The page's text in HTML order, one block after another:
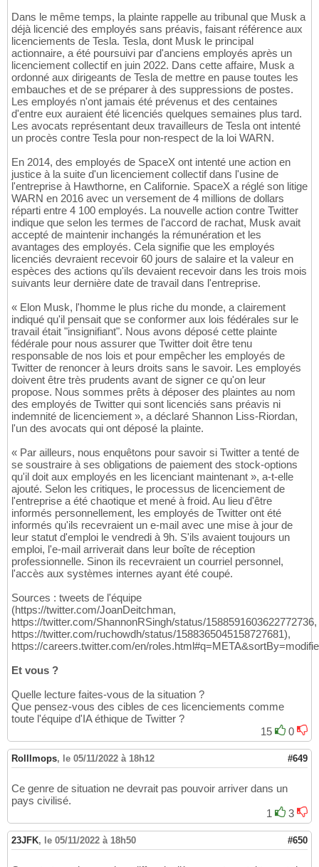
Dans le même temps, la plainte rappelle au tribunal que Musk a
déjà licencié des employés sans préavis, faisant référence aux
licenciements de Tesla. Tesla, dont Musk le principal
actionnaire, a été poursuivi par d'anciens employés après un
licenciement collectif en juin 2022. Dans cette affaire, Musk a
ordonné aux dirigeants de Tesla de mettre en pause toutes les
embauches et de se préparer à des suppressions de postes.
Les employés n'ont jamais été prévenus et des centaines
d'entre eux auraient été licenciés quelques semaines plus tard.
Les avocats représentant deux travailleurs de Tesla ont intenté
un procès contre Tesla pour non-respect de la loi WARN.
En 2014, des employés de SpaceX ont intenté une action en
justice à la suite d'un licenciement collectif dans l'usine de
l'entreprise à Hawthorne, en Californie. SpaceX a réglé son litige
WARN en 2016 avec un versement de 4 millions de dollars
réparti entre 4 100 employés. La nouvelle action contre Twitter
indique que selon les termes de l'accord de rachat, Musk avait
accepté de maintenir inchangés la rémunération et les
avantages des employés. Cela signifie que les employés
licenciés devraient recevoir 60 jours de salaire et la valeur en
espèces des actions qu'ils devaient recevoir dans les trois mois
suivants leur dernière date de travail dans l'entreprise.
« Elon Musk, l'homme le plus riche du monde, a clairement
indiqué qu'il pensait que se conformer aux lois fédérales sur le
travail était "insignifiant". Nous avons déposé cette plainte
fédérale pour nous assurer que Twitter doit être tenu
responsable de nos lois et pour empêcher les employés de
Twitter de renoncer à leurs droits sans le savoir. Les employés
doivent être très prudents avant de signer ce qu'on leur
propose. Nous sommes prêts à déposer des plaintes au nom
des employés de Twitter qui sont licenciés sans préavis ni
indemnité de licenciement », a déclaré Shannon Liss-Riordan,
l'un des avocats qui ont déposé la plainte.
« Par ailleurs, nous enquêtons pour savoir si Twitter a tenté de
se soustraire à ses obligations de paiement des stock-options
qu'il doit aux employés en les licenciant maintenant », a-t-elle
ajouté. Selon les critiques, le processus de licenciement de
l'entreprise a été chaotique et mené à froid. Au lieu d'être
informés personnellement, les employés de Twitter ont été
informés qu'ils recevraient un e-mail avec une mise à jour de
leur statut d'emploi le vendredi à 9h. S'ils avaient toujours un
emploi, l'e-mail arriverait dans leur boîte de réception
professionnelle. Sinon ils recevraient un courriel personnel,
l'accès aux systèmes internes ayant été coupé.
Sources : tweets de l'équipe
(https://twitter.com/JoanDeitchman,
https://twitter.com/ShannonRSingh/status/1588591603622772736,
https://twitter.com/ruchowdh/status/1588365045158727681),
https://careers.twitter.com/en/
Et vous ?
Quelle lecture faites-vous de la situation ?
Que pensez-vous des cibles de ces licenciements comme
toute l'équipe d'IA éthique de Twitter ?
15
0
Rolllmops, le 05/11/2022 à 18h12 #649
Ce genre de situation ne devrait pas pouvoir arriver dans un
pays civilisé.
1
3
23JFK, le 05/11/2022 à 18h50 #650